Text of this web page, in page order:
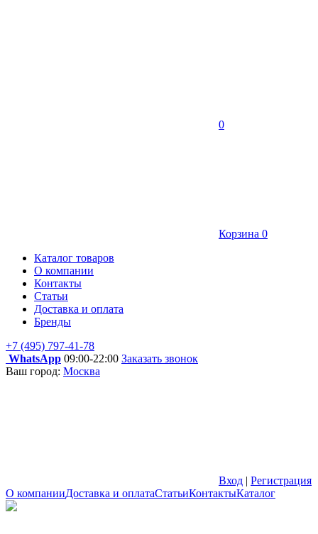
0
Корзина 0
Каталог товаров
О компании
Контакты
Статьи
Доставка и оплата
Бренды
+7 (495) 797-41-78
WhatsApp 09:00-22:00 Заказать звонок
Ваш город: Москва
Вход | Регистрация
О компанииДоставка и оплатаСтатьиКонтактыКаталог